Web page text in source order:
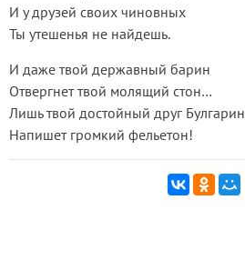
И у друзей своих чиновных
Ты утешенья не найдешь.
И даже твой державный барин
Отвергнет твой молящий стон…
Лишь твой достойный друг Булгарин
Напишет громкий фельетон!